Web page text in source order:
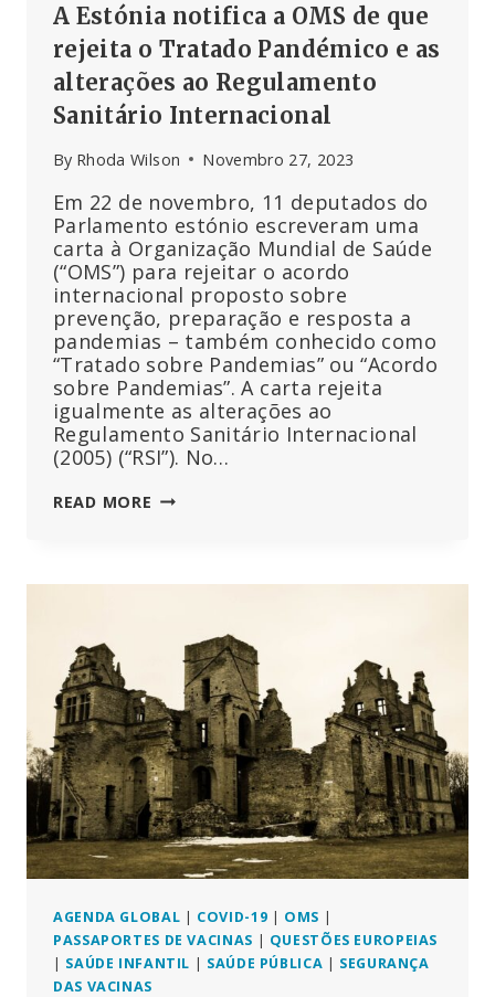
A Estónia notifica a OMS de que
rejeita o Tratado Pandémico e as
alterações ao Regulamento
Sanitário Internacional
By Rhoda Wilson Novembro 27, 2023
Em 22 de novembro, 11 deputados do
Parlamento estónio escreveram uma
carta à Organização Mundial de Saúde
(“OMS”) para rejeitar o acordo
internacional proposto sobre
prevenção, preparação e resposta a
pandemias – também conhecido como
“Tratado sobre Pandemias” ou “Acordo
sobre Pandemias”. A carta rejeita
igualmente as alterações ao
Regulamento Sanitário Internacional
(2005) (“RSI”). No…
READ MORE A
REJEITA
TRATADO
PANDÉMICO
E
AS
ALTERAÇÕES
AO
REGULAMENTO
SANITÁRIO
AGENDA GLOBAL | COVID-19 | OMS |
PASSAPORTES DE VACINAS | QUESTÕES EUROPEIAS
| SAÚDE INFANTIL | SAÚDE PÚBLICA | SEGURANÇA
DAS VACINAS